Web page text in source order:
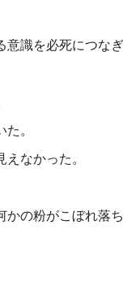
識を必死につなぎ
。
えなかった。
の粉がこぼれ落ち